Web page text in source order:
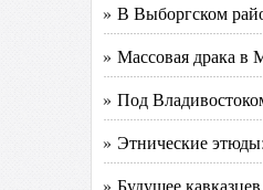
» В Выборгском
» Массовая драка в
» Под
» Этнические
» Будущее кавказцев